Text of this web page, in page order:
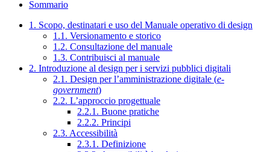
Sommario
1. Scopo, destinatari e uso del Manuale operativo di design
1.1. Versionamento e storico
1.2. Consultazione del manuale
1.3. Contribuisci al manuale
2. Introduzione al design per i servizi pubblici digitali
2.1. Design per l’amministrazione digitale (e-
government)
2.2. L’approccio progettuale
2.2.1. Buone pratiche
2.2.2. Principi
2.3. Accessibilità
2.3.1. Definizione